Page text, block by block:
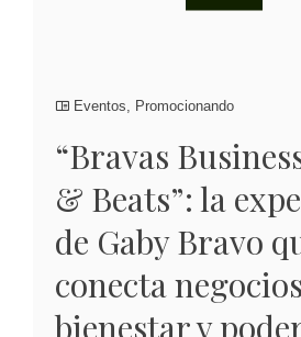
Eventos Promocionando
“Bravas
& Beats”: la
de Gaby Bravo
conecta
bienestar y